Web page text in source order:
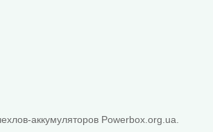
аккумуляторов Powerbox.org.ua.